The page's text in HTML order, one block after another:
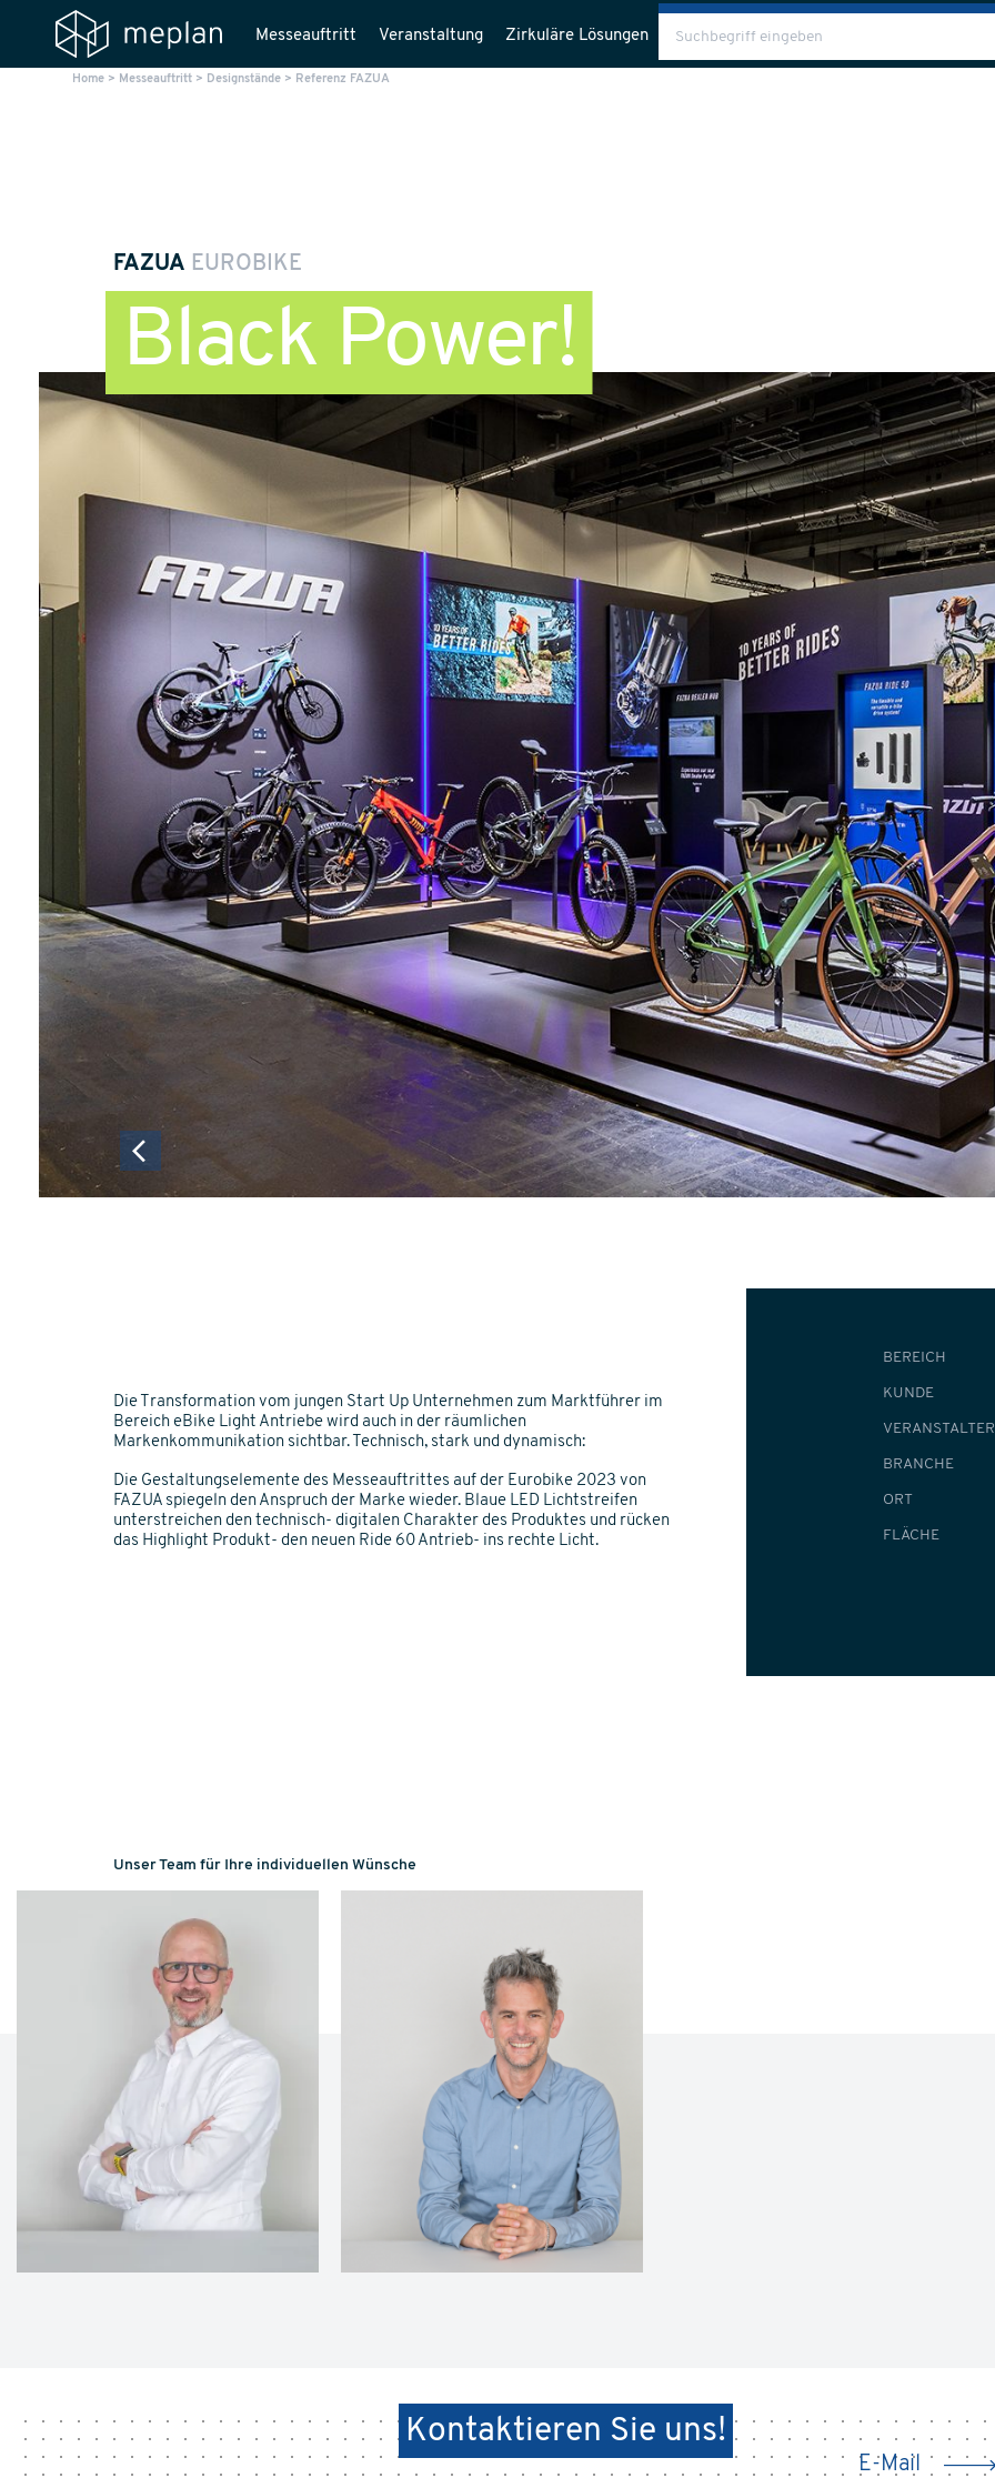
Messeauftritt Veranstaltung Zirkuläre Lösungen Nachhaltigkeit Über uns
Home > Messeauftritt > Designstände > Referenz FAZUA
FAZUA EUROBIKE
Black Power!
Die Transformation vom jungen Start Up Unternehmen zum Marktführer im
Bereich eBike Light Antriebe wird auch in der räumlichen
Markenkommunikation sichtbar. Technisch, stark und dynamisch:
Die Gestaltungselemente des Messeauftrittes auf der Eurobike 2023 von
FAZUA spiegeln den Anspruch der Marke wieder. Blaue LED Lichtstreifen
unterstreichen den technisch- digitalen Charakter des Produktes und rücken
das Highlight Produkt- den neuen Ride 60 Antrieb- ins rechte Licht.
BEREICH
KUNDE
VERANSTALTER
BRANCHE
ORT
FLÄCHE
Unser Team für Ihre individuellen Wünsche
Kontaktieren Sie uns!
E-Mail